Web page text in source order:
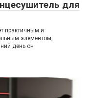
для
практичным и
элементом,
день он